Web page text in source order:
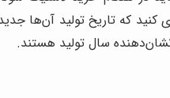
کنید که تاریخ تولید آن‌ها
سال تولید هستند.